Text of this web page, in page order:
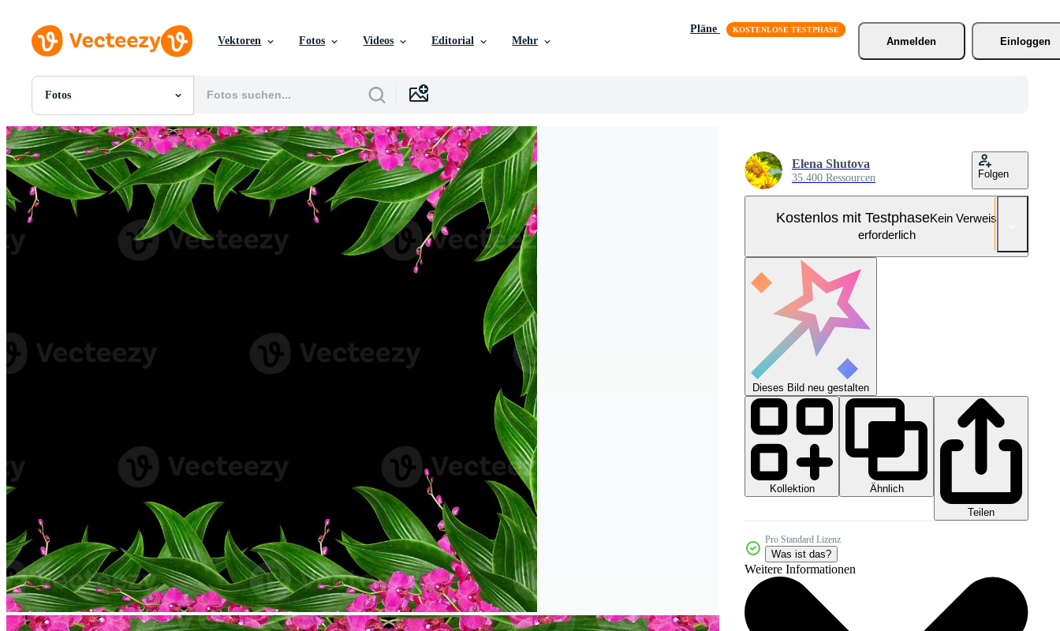
Vektoren Fotos Videos Editorial Mehr
Pläne
Anmelden
Einloggen
Fotos
Alle Bilder
Fotos
PNGs
PSDs
SVGs
Vorlagen
Vektoren
Motion Graphics
Redaktionelle Bilder
Elena Shutova
35.400 Ressourcen Folgen
Kostenlos mit TestphaseKein Verweis
erforderlich
Dieses Bild neu gestalten
Kollektion
Ähnlich
Teilen
Pro Standard Lizenz
Was ist das?
Weitere Informationen